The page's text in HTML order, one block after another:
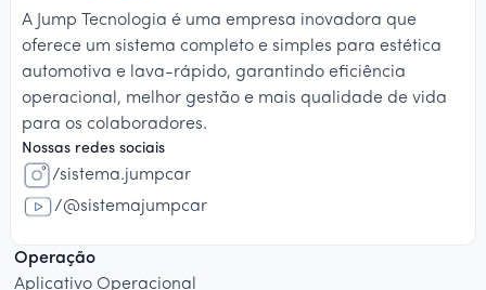
A Jump Tecnologia é uma empresa inovadora que
oferece um sistema completo e simples para estética
automotiva e lava-rápido, garantindo eficiência
operacional, melhor gestão e mais qualidade de vida
para os colaboradores.
Nossas redes sociais
/sistema.jumpcar
/@sistemajumpcar
Operação
Aplicativo Operacional